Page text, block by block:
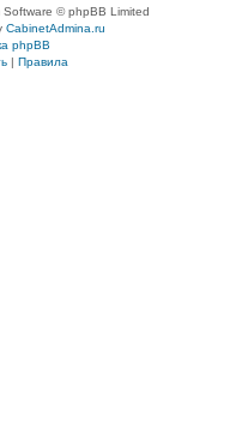
Software © phpBB Limited
CabinetAdmina.ru
phpBB
| Правила